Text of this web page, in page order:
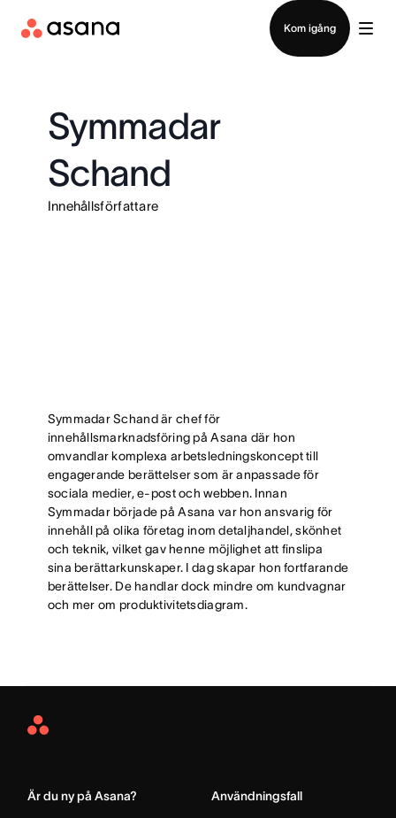
Kom igång
Symmadar
Schand
Innehållsförfattare
Symmadar Schand är chef för
innehållsmarknadsföring på Asana där hon
omvandlar komplexa arbetsledningskoncept till
engagerande berättelser som är anpassade för
sociala medier, e-post och webben. Innan
Symmadar började på Asana var hon ansvarig för
innehåll på olika företag inom detaljhandel, skönhet
och teknik, vilket gav henne möjlighet att finslipa
sina berättarkunskaper. I dag skapar hon fortfarande
berättelser. De handlar dock mindre om kundvagnar
och mer om produktivitetsdiagram.
Asana
Är du ny på Asana? Användningsfall